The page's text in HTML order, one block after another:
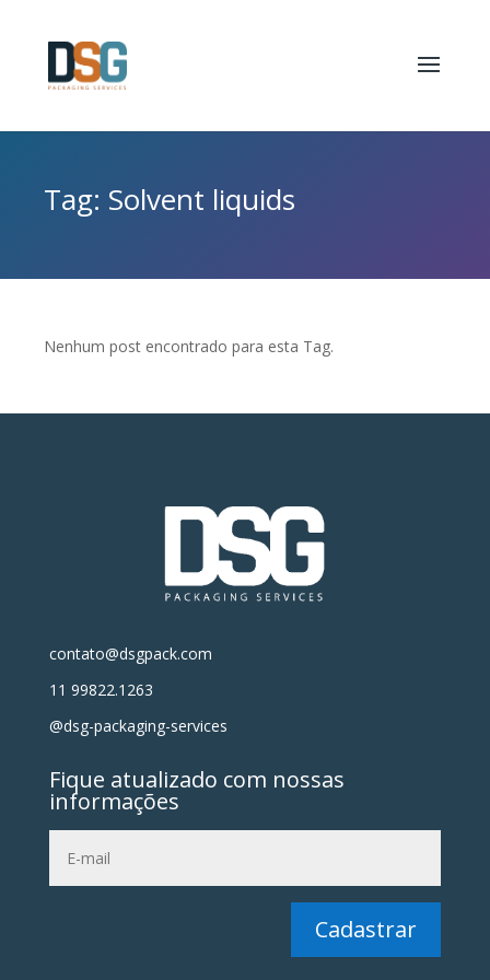
Tag: Solvent liquids
Nenhum post encontrado para esta Tag.
contato@dsgpack.com
11 99822.1263
@dsg-packaging-services
Fique atualizado com nossas
informações
Cadastrar